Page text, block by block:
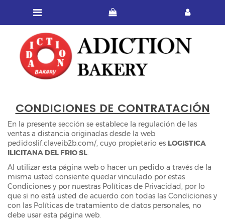
CONDICIONES DE CONTRATACIÓN
En la presente sección se establece la regulación de las
ventas a distancia originadas desde la web
pedidoslif.claveib2b.com/, cuyo propietario es LOGISTICA
ILICITANA DEL FRIO SL.
Al utilizar esta página web o hacer un pedido a través de la
misma usted consiente quedar vinculado por estas
Condiciones y por nuestras Políticas de Privacidad, por lo
que si no está usted de acuerdo con todas las Condiciones y
con las Políticas de tratamiento de datos personales, no
debe usar esta página web.